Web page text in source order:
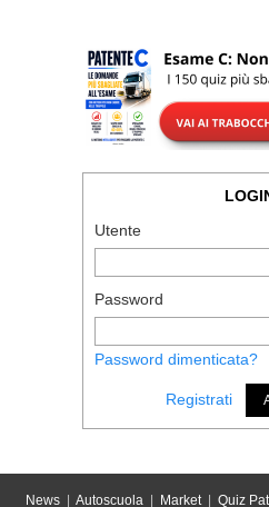
Utente
Password
Password dimenticata?
Registrati
News| Autoscuola| Market| Quiz